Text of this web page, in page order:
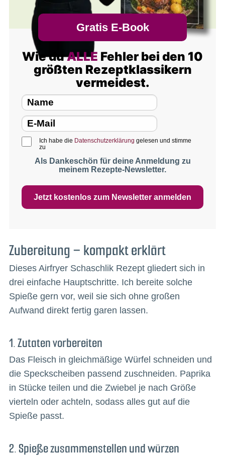
Gratis E-Book
Wie duALLE Fehler bei den 10
größten Rezeptklassikern
vermeidest.
Ich habe die Datenschutzerklärung gelesen und stimme
zu
Als Dankeschön für deine Anmeldung zu
meinem Rezepte-Newsletter.
Jetzt kostenlos zum Newsletter anmelden
Zubereitung – kompakt erklärt
Dieses Airfryer Schaschlik Rezept gliedert sich in
drei einfache Hauptschritte. Ich bereite solche
Spieße gern vor, weil sie sich ohne großen
Aufwand direkt fertig garen lassen.
1. Zutaten vorbereiten
Das Fleisch in gleichmäßige Würfel schneiden und
die Speckscheiben passend zuschneiden. Paprika
in Stücke teilen und die Zwiebel je nach Größe
vierteln oder achteln, sodass alles gut auf die
Spieße passt.
2. Spieße zusammenstellen und würzen